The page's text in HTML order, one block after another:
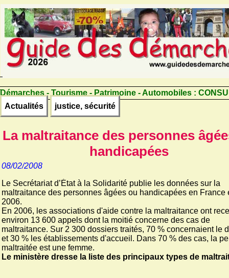
Démarches - Tourisme - Patrimoine - Automobiles :
Actualités
justice, sécurité
La maltraitance des personnes
handicapées
08/02/2008
Le Secrétariat d’État à la Solidarité publie les données sur la
maltraitance des personnes âgées ou handicapées en France
2006.
En 2006, les associations d'aide contre la maltraitance ont
environ 13 600 appels dont la moitié concerne des cas de
maltraitance. Sur 2 300 dossiers traités, 70 % concernaient le
et 30 % les établissements d'accueil. Dans 70 % des cas, la
maltraitée est une femme.
Le ministère dresse la liste des principaux types de